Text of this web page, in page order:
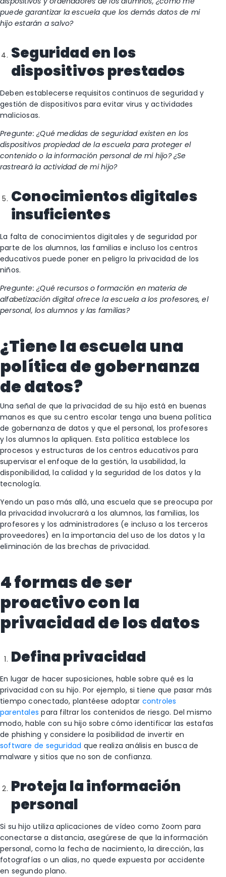
puede garantizar la escuela que los demás datos de mi
hijo estarán a salvo?
Seguridad en los
dispositivos prestados
Deben establecerse requisitos continuos de seguridad y
gestión de dispositivos para evitar virus y actividades
maliciosas.
Pregunte: ¿Qué medidas de seguridad existen en los
dispositivos propiedad de la escuela para proteger el
contenido o la información personal de mi hijo? ¿Se
rastreará la actividad de mi hijo?
Conocimientos digitales
insuficientes
La falta de conocimientos digitales y de seguridad por
parte de los alumnos, las familias e incluso los centros
educativos puede poner en peligro la privacidad de los
niños.
Pregunte: ¿Qué recursos o formación en materia de
alfabetización digital ofrece la escuela a los profesores, el
personal, los alumnos y las familias?
¿Tiene la escuela una
política de gobernanza
de datos?
Una señal de que la privacidad de su hijo está en buenas
manos es que su centro escolar tenga una buena política
de gobernanza de datos y que el personal, los profesores
y los alumnos la apliquen. Esta política establece los
procesos y estructuras de los centros educativos para
supervisar el enfoque de la gestión, la usabilidad, la
disponibilidad, la calidad y la seguridad de los datos y la
tecnología.
Yendo un paso más allá, una escuela que se preocupa por
la privacidad involucrará a los alumnos, las familias, los
profesores y los administradores (e incluso a los terceros
proveedores) en la importancia del uso de los datos y la
eliminación de las brechas de privacidad.
4 formas de ser
proactivo con la
privacidad de los datos
Defina privacidad
En lugar de hacer suposiciones, hable sobre qué es la
privacidad con su hijo. Por ejemplo, si tiene que pasar más
tiempo conectado, plantéese adoptar controles
parentales para filtrar los contenidos de riesgo. Del mismo
modo, hable con su hijo sobre cómo identificar las estafas
de phishing y considere la posibilidad de invertir en
software de seguridad que realiza análisis en busca de
malware y sitios que no son de confianza.
Proteja la información
personal
Si su hijo utiliza aplicaciones de vídeo como Zoom para
conectarse a distancia, asegúrese de que la información
personal, como la fecha de nacimiento, la dirección, las
fotografías o un alias, no quede expuesta por accidente
en segundo plano.